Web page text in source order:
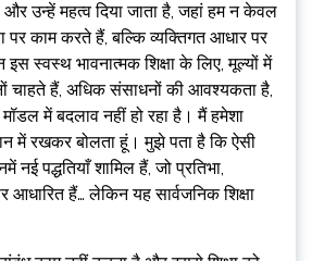
उन्हें महत्व दिया जाता है, जहां हम न केवल
पर काम करते हैं, बल्कि व्यक्तिगत आधार पर
स्वस्थ भावनात्मक शिक्षा के लिए, मूल्यों में
चाहते हैं, अधिक संसाधनों की आवश्यकता है,
में बदलाव नहीं हो रहा है। मैं हमेशा
में रखकर बोलता हूं। मुझे पता है कि ऐसी
नई पद्धतियाँ शामिल हैं, जो प्रतिभा,
आधारित हैं… लेकिन यह सार्वजनिक शिक्षा